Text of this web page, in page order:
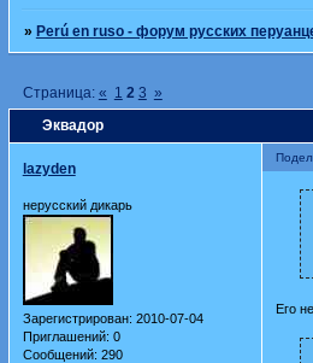
» Perú en ruso - форум русских
Эквадор
Страница: « 1 2 3 »
lazyden
нерусский дикарь
Зарегистрирован: 2010-07-04
Приглашений: 0
Сообщений: 290
Его